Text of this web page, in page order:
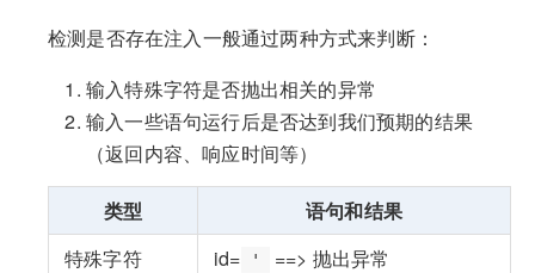
检测是否存在注入一般通过两种方式来判断：
输入特殊字符是否抛出相关的异常
输入一些语句运行后是否达到我们预期的结果
（返回内容、响应时间等）
类型
语句和结果
特殊字符
id= ' ==> 抛出异常